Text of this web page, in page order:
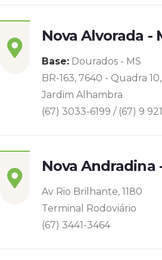
Nova Alvorada -
Base: Dourados - MS
BR-163, 7640 - Quadra
Jardim Alhambra
(67) 3033-6199 / (67) 9
Nova Andradina
Av Rio Brilhante, 1180
Terminal Rodoviário
(67) 3441-3464